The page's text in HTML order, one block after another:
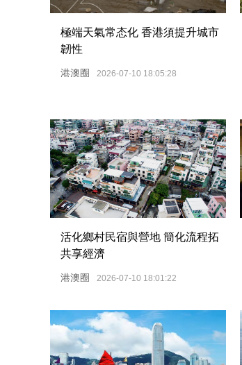
極端天氣常态化 香港須提升城市
韌性
港澳圈 2026-07-10 18:05:28
活化鄉村民宿與營地 簡化流程拓
共享經濟
港澳圈 2026-07-10 18:01:22